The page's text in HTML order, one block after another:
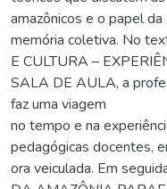
amazônicos e o papel
memória coletiva. No
E CULTURA –
SALA DE AULA, a
faz uma viagem
no tempo e na
pedagógicas docentes,
ora veiculada. Em